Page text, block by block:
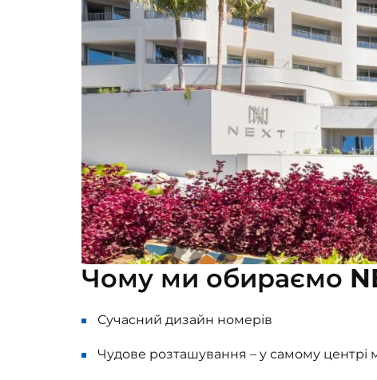
Чому ми обираємо
Сучасний дизайн номерів
Чудове розташування – у самому центрі